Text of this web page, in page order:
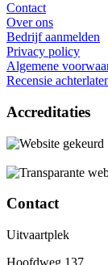
Contact
Over ons
Bedrijf aanmelden
Privacy policy
Algemene
Recensie
Accreditaties
Contact
Uitvaartplek
Hoofdweg 137